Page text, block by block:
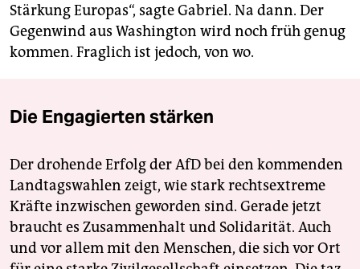
Stärkung Europas“, sagte Gabriel. Na dann. Der
Gegenwind aus Washington wird noch früh genug
kommen. Fraglich ist jedoch, von wo.
Die Engagierten stärken
Der drohende Erfolg der AfD bei den kommenden
Landtagswahlen zeigt, wie stark rechtsextreme
Kräfte inzwischen geworden sind. Gerade jetzt
braucht es Zusammenhalt und Solidarität. Auch
und vor allem mit den Menschen, die sich vor Ort